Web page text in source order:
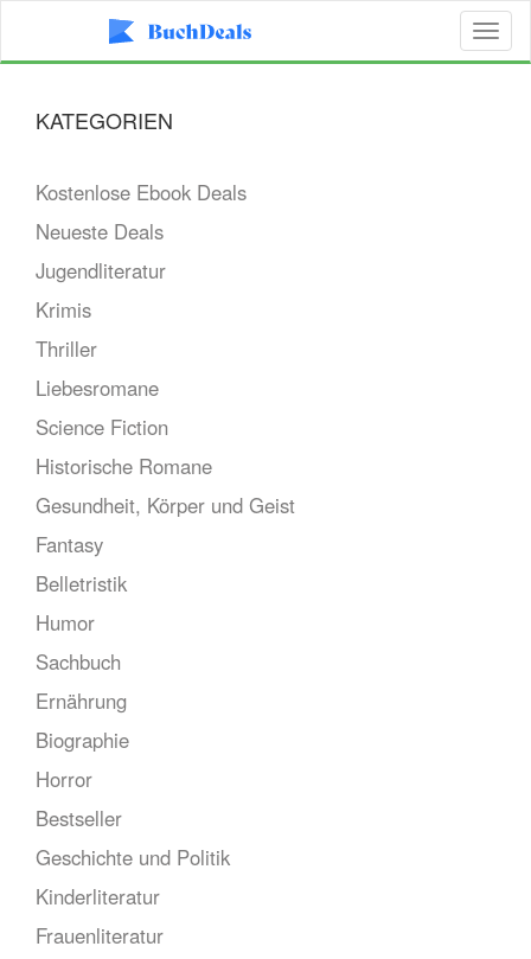
KATEGORIEN
Kostenlose Ebook Deals
Neueste Deals
Jugendliteratur
Krimis
Thriller
Liebesromane
Science Fiction
Historische Romane
Gesundheit, Körper und Geist
Fantasy
Belletristik
Humor
Sachbuch
Ernährung
Biographie
Horror
Bestseller
Geschichte und Politik
Kinderliteratur
Frauenliteratur